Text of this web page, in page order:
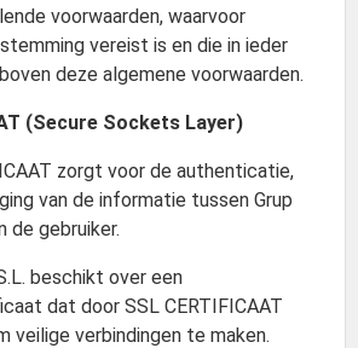
voorwaarden, waarvoor
vereist is en die in ieder
deze algemene voorwaarden.
(Secure Sockets Layer)
zorgt voor de authenticatie,
van de informatie tussen Grup
de gebruiker.
beschikt over een
dat door SSL CERTIFICAAT
veilige verbindingen te maken.